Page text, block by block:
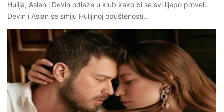
Hulija, Aslan i Devin odlaze u klub kako bi se svi lijepo proveli.
Devin i Aslan se smiju Hulijinoj opuštenosti…